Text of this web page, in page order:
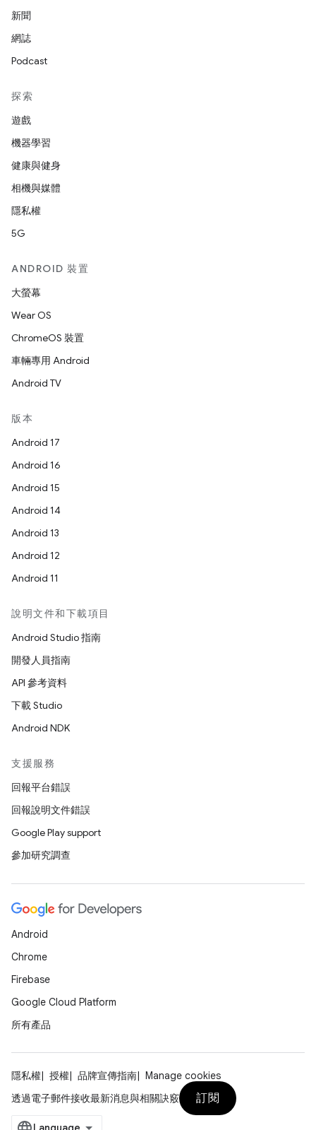
新聞
網誌
Podcast
探索
遊戲
機器學習
健康與健身
相機與媒體
隱私權
5G
ANDROID 裝置
大螢幕
Wear OS
ChromeOS 裝置
車輛專用 Android
Android TV
版本
Android 17
Android 16
Android 15
Android 14
Android 13
Android 12
Android 11
說明文件和下載項目
Android Studio 指南
開發人員指南
API 參考資料
下載 Studio
Android NDK
支援服務
回報平台錯誤
回報說明文件錯誤
Google Play support
參加研究調查
Android
Chrome
Firebase
Google Cloud Platform
所有產品
隱私權 授權 品牌宣傳指南
Manage cookies
透過電子郵件接收最新消息與相關訣竅
訂閱